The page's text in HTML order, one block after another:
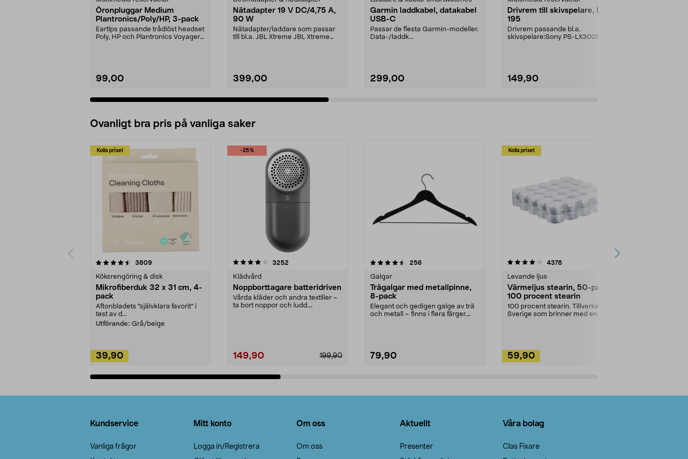
Öronpluggar Medium
Plantronics/Poly/HP, 3-pack
Eartips passande trådlöst headset
Poly, HP och Plantronics Voyager
99,00
Nätadapter 19 V DC/4,75 A,
90 W
Nätadapter/laddare som passar
till bl.a. JBL Xtreme JBL Xtreme
399,00
Garmin laddkabel, datakabel
USB-C
Passar de flesta Garmin-modeller.
Data-/laddk...
299,00
Drivrem till skivspelare, B-TT
195
Drivrem passande bl.a.
skivspelare:Sony PS-LX300Sony
149,90
Ovanligt bra pris på vanliga saker
Kolla priset
3809recensioner
Köksrengöring & disk
Mikrofiberduk 32 x 31 cm, 4-
pack
Aftonbladets "självklara favorit” i
test av d...
Utförande: Grå/beige
39,90
-25%
4.0av 5 stjärnor 3252
Klädvård
Noppborttagare batteridriven
Vårda kläder och andra textilier –
ta bort noppor och ludd.
199,90
149,90
4.5av 5 stjärnor 256recensioner
Galgar
Trägalgar med metallpinne,
8-pack
Elegant och gedigen galge av trä
och metall – finns i flera färger.
79,90
Kolla priset
4.0av 5 stjärnor 4378recensioner
Levande ljus
Värmeljus stearin, 50-pack,
100 procent stearin
100 procent stearin. Tillverkade i
Sverige som brinner med en
59,90
4.5av 5 stjärnor
Kundservice
Vanliga frågor
Mitt konto
Logga in/Registrera
Om oss
Om oss
Aktuellt
Presenter
Våra bolag
Clas Fixare